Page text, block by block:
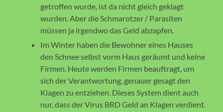
getroffen wurde, ist da nicht gleich geklagt
wurden. Aber die Schmarotzer / Parasiten
müssen ja irgendwo das Geld abzapfen.
Im Winter haben die Bewohner eines Hauses
den Schnee selbst vorm Haus geräumt und keine
Firmen. Heute werden Firmen beauftragt, um
sich der Verantwortung, genauer gesagt den
Klagen zu entziehen. Dieses System dient auch
nur, dass der Virus BRD Geld an Klagen verdient.